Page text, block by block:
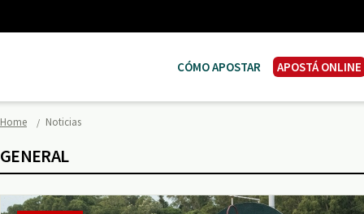
CÓMO APOSTAR APOSTÁ ONLINE
Home Noticias
GENERAL